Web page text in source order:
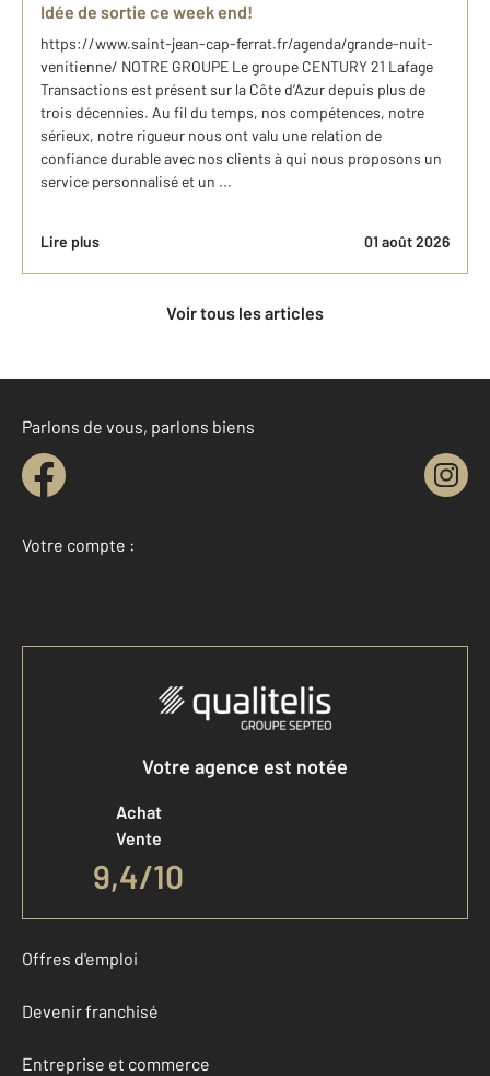
Idée de sortie ce week end!
https://www.saint-jean-cap-ferrat.fr/agenda/grande-nuit-
venitienne/ NOTRE GROUPE Le groupe CENTURY 21 Lafage
Transactions est présent sur la Côte d’Azur depuis plus de
trois décennies. Au fil du temps, nos compétences, notre
sérieux, notre rigueur nous ont valu une relation de
confiance durable avec nos clients à qui nous proposons un
service personnalisé et un ...
Lire plus 01 août 2026
Voir tous les articles
Parlons de vous, parlons biens
Votre compte :
Accéder à mon compte
Votre agence est notée
Achat
Vente
9,4/10
Offres d'emploi
Devenir franchisé
Entreprise et commerce